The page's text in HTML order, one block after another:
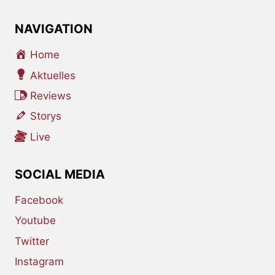
NAVIGATION
Home
Aktuelles
Reviews
Storys
Live
SOCIAL MEDIA
Facebook
Youtube
Twitter
Instagram